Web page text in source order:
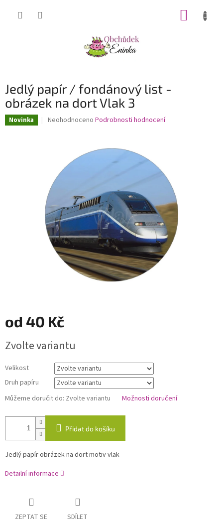
Jedlý papír / fondánový list -
obrázek na dort Vlak 3
Novinka
Průměrné
hvězdiček.
Neohodnoceno Podrobnosti hodnocení
od 40 Kč
cena:
Zvolte variantu
Velikost
Druh papíru
Můžeme doručit do: Zvolte variantu Možnosti doručení
Přidat do košíku
Jedlý papír obrázek na dort motiv vlak
Detailní informace
ZEPTAT SE SDÍLET